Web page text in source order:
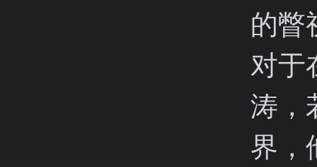
的瞥
对于
涛，
界，